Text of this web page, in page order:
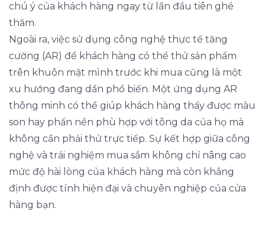
chú ý của khách hàng ngay từ lần đầu tiên ghé
thăm.
Ngoài ra, việc sử dụng công nghệ thực tế tăng
cường (AR) để khách hàng có thể thử sản phẩm
trên khuôn mặt mình trước khi mua cũng là một
xu hướng đang dần phổ biến. Một ứng dụng AR
thông minh có thể giúp khách hàng thấy được màu
son hay phấn nền phù hợp với tông da của họ mà
không cần phải thử trực tiếp. Sự kết hợp giữa công
nghệ và trải nghiệm mua sắm không chỉ nâng cao
mức độ hài lòng của khách hàng mà còn khẳng
định được tính hiện đại và chuyên nghiệp của cửa
hàng bạn.